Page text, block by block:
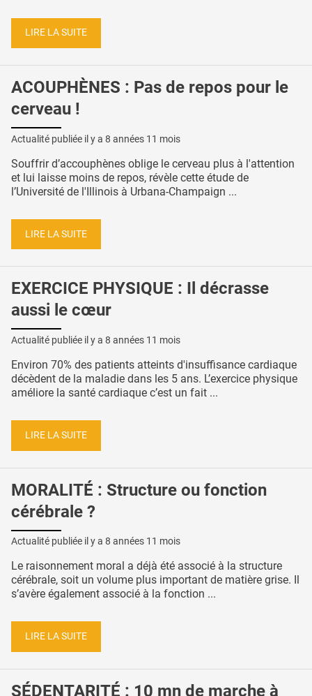
LIRE LA SUITE
ACOUPHÈNES : Pas de repos pour le
cerveau !
Actualité publiée il y a 8 années 11 mois
Souffrir d’accouphènes oblige le cerveau plus à l'attention
et lui laisse moins de repos, révèle cette étude de
l’Université de l'Illinois à Urbana-Champaign ...
LIRE LA SUITE
EXERCICE PHYSIQUE : Il décrasse
aussi le cœur
Actualité publiée il y a 8 années 11 mois
Environ 70% des patients atteints d'insuffisance cardiaque
décèdent de la maladie dans les 5 ans. L’exercice physique
améliore la santé cardiaque c’est un fait ...
LIRE LA SUITE
MORALITÉ : Structure ou fonction
cérébrale ?
Actualité publiée il y a 8 années 11 mois
Le raisonnement moral a déjà été associé à la structure
cérébrale, soit un volume plus important de matière grise. Il
s’avère également associé à la fonction ...
LIRE LA SUITE
SÉDENTARITÉ : 10 mn de marche à